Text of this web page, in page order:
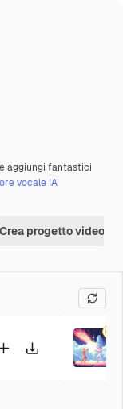
aggiungi fantastici
vocale IA
Crea progetto video